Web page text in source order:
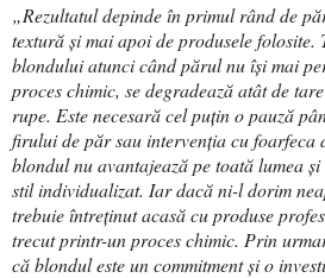
„Rezultatul depinde în primul rând de
textură și mai apoi de produsele folosite.
blondului atunci când părul nu își mai
proces chimic, se degradează atât de
rupe. Este necesară cel puțin o pauză
firului de păr sau intervenția cu foarfeca
blondul nu avantajează pe toată lumea
stil individualizat. Iar dacă ni-l dorim
trebuie întreținut acasă cu produse
trecut printr-un proces chimic. Prin
că blondul este un commitment și o